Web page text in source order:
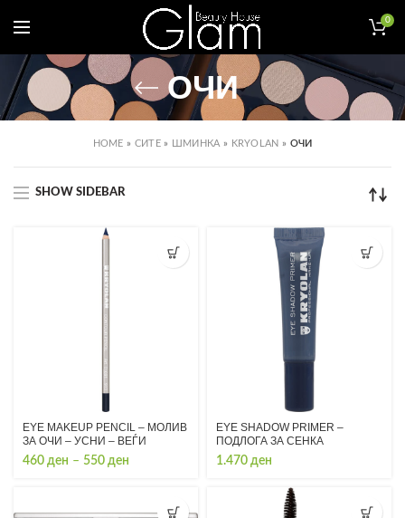
0
ОЧИ
HOME » СИТЕ» ШМИНКА » KRYOLAN » ОЧИ
SHOW SIDEBAR
EYE MAKEUP PENCIL – МОЛИВ
ЗА ОЧИ – УСНИ – ВЕЃИ
460 ден – 550 ден
through
EYE SHADOW PRIMER –
ПОДЛОГА ЗА СЕНКА
1.470 ден